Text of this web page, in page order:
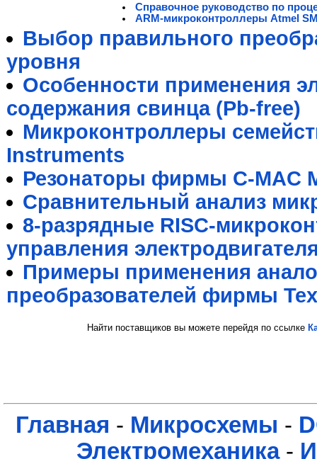
Справочное руководство по
ARM-микроконтроллеры Atmel
Выбор правильного
уровня
Особенности применения
содержания свинца (Pb-free)
Микроконтроллеры
Instruments
Резонаторы фирмы C-MAC
Сравнительный анализ
8-разрядные RISC-
управления
Примеры применения
преобразователей фирмы
Найти поставщиков вы можете перейдя по ссылке
Главная - Микросхемы -
Электромеханика-